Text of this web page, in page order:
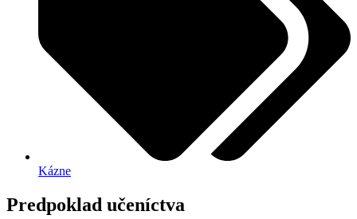
Kázne
Predpoklad učeníctva